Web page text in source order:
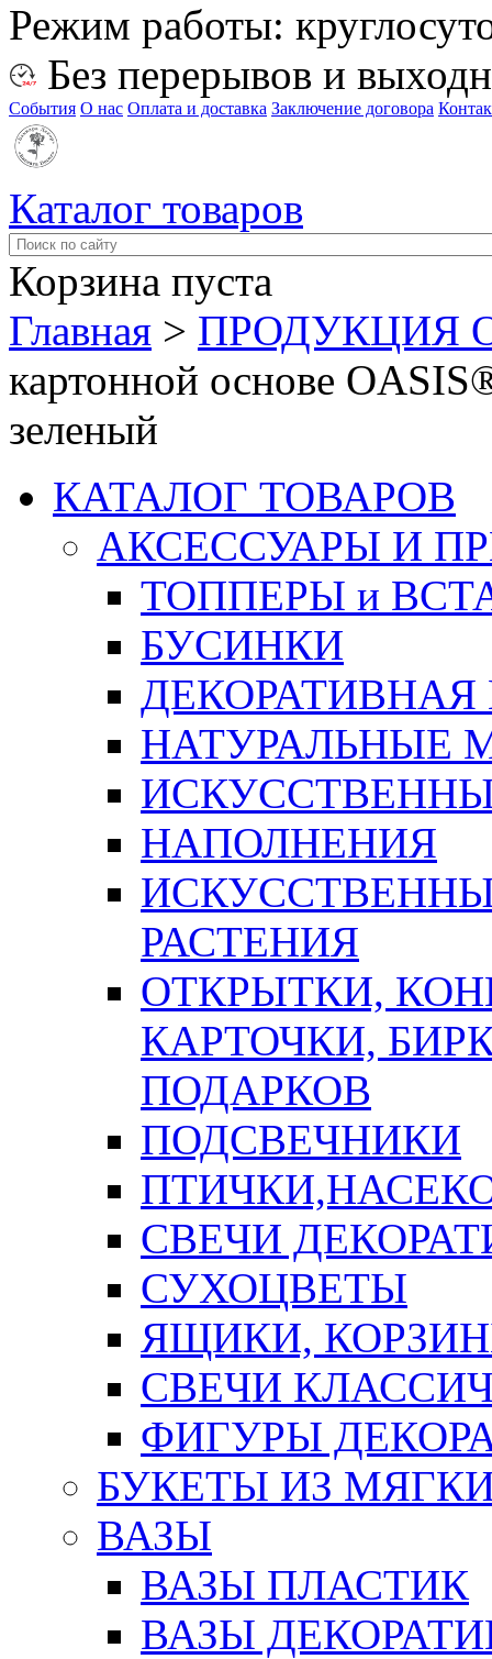
Режим работы:
Без перерывов и
События О нас Оплата и доставка Заключение договора
Каталог товаров
Корзина пуста
Главная > ПРОДУКЦИЯ
картонной основе
зеленый
КАТАЛОГ ТОВАРОВ
АКСЕССУАРЫ И
ТОППЕРЫ и
БУСИНКИ
ДЕКОРАТИВНАЯ
НАТУРАЛЬНЫЕ
НАПОЛНЕНИЯ
РАСТЕНИЯ
ОТКРЫТКИ,
КАРТОЧКИ,
ПОДАРКОВ
ПОДСВЕЧНИКИ
СВЕЧИ
СУХОЦВЕТЫ
ЯЩИКИ,
СВЕЧИ
ФИГУРЫ
БУКЕТЫ ИЗ
ВАЗЫ
ВАЗЫ ПЛАСТИК
ВАЗЫ